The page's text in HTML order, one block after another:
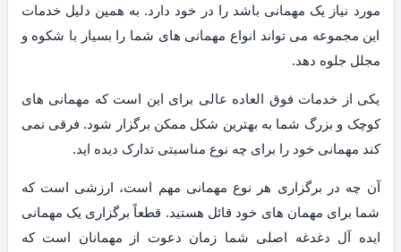
مورد نیاز یک مهمانی باشد را در خود دارد. به همین دلیل خدمات
این مجموعه می تواند انواع مهمانی های شما را بسیار با شکوه و
مجلل جلوه دهد.
یکی از خدمات فوق العاده عالی برای این است که مهمانی های
کوچک و بزرگ شما به بهترین شکل ممکن برگزار شود. فرقی نمی
کند مهمانی خود را برای چه نوع مناسبتی تدارک دیده اید.
آن چه در برگزاری هر نوع مهمانی مهم است، ارزشی است که
شما برای مهمان های خود قائل هستید. قطعاً برگزاری یک مهمانی
ایده آل دغدغه اصلی شما زمان دعوت از مهمانان است که